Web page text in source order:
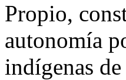
Propio,
autonomía
indígenas